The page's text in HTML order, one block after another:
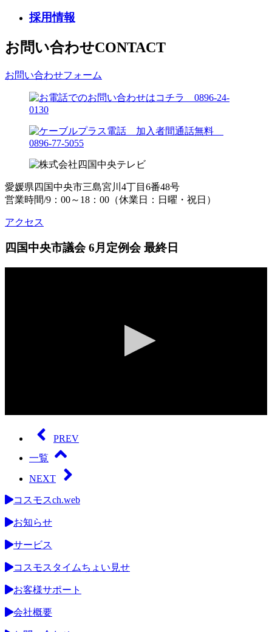
採用情報
お問い合わせCONTACT
お問い合わせフォーム
愛媛県四国中央市三島宮川4丁目6番48号
営業時間/9：00～18：00（休業日：日曜・祝日）
アクセス
四国中央市議会 6月定例会 最終日
seconds
seconds
PREV
一覧
NEXT
コスモスch.web
お知らせ
サービス
コスモスタイムちょい見せ
お客様サポート
会社概要